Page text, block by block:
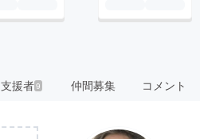
支援者9 仲間募集 コメント